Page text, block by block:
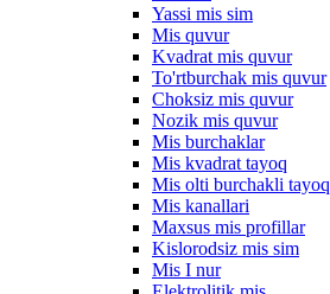
Yassi mis sim
Mis quvur
Kvadrat mis quvur
To'rtburchak mis quvur
Choksiz mis quvur
Nozik mis quvur
Mis burchaklar
Mis kvadrat tayoq
Mis olti burchakli tayoq
Mis kanallari
Maxsus mis profillar
Kislorodsiz mis sim
Mis I nur